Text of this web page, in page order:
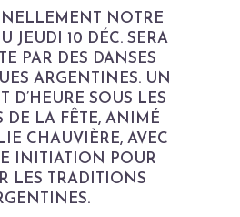
NOTRE
JEUDI 10 DÉC. SERA
PAR DES DANSES
ARGENTINES. UN
D’HEURE SOUS LES
DE LA FÊTE, ANIMÉ
CHAUVIÈRE, AVEC
INITIATION POUR
LES TRADITIONS